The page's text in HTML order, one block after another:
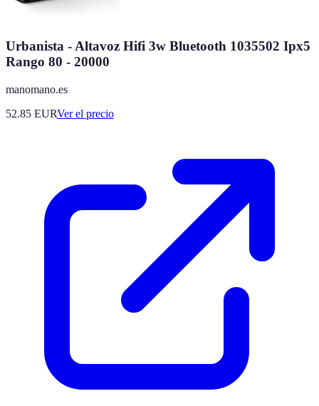
Urbanista - Altavoz Hifi 3w Bluetooth 1035502 Ipx5
Rango 80 - 20000
manomano.es
52.85 EURVer el precio